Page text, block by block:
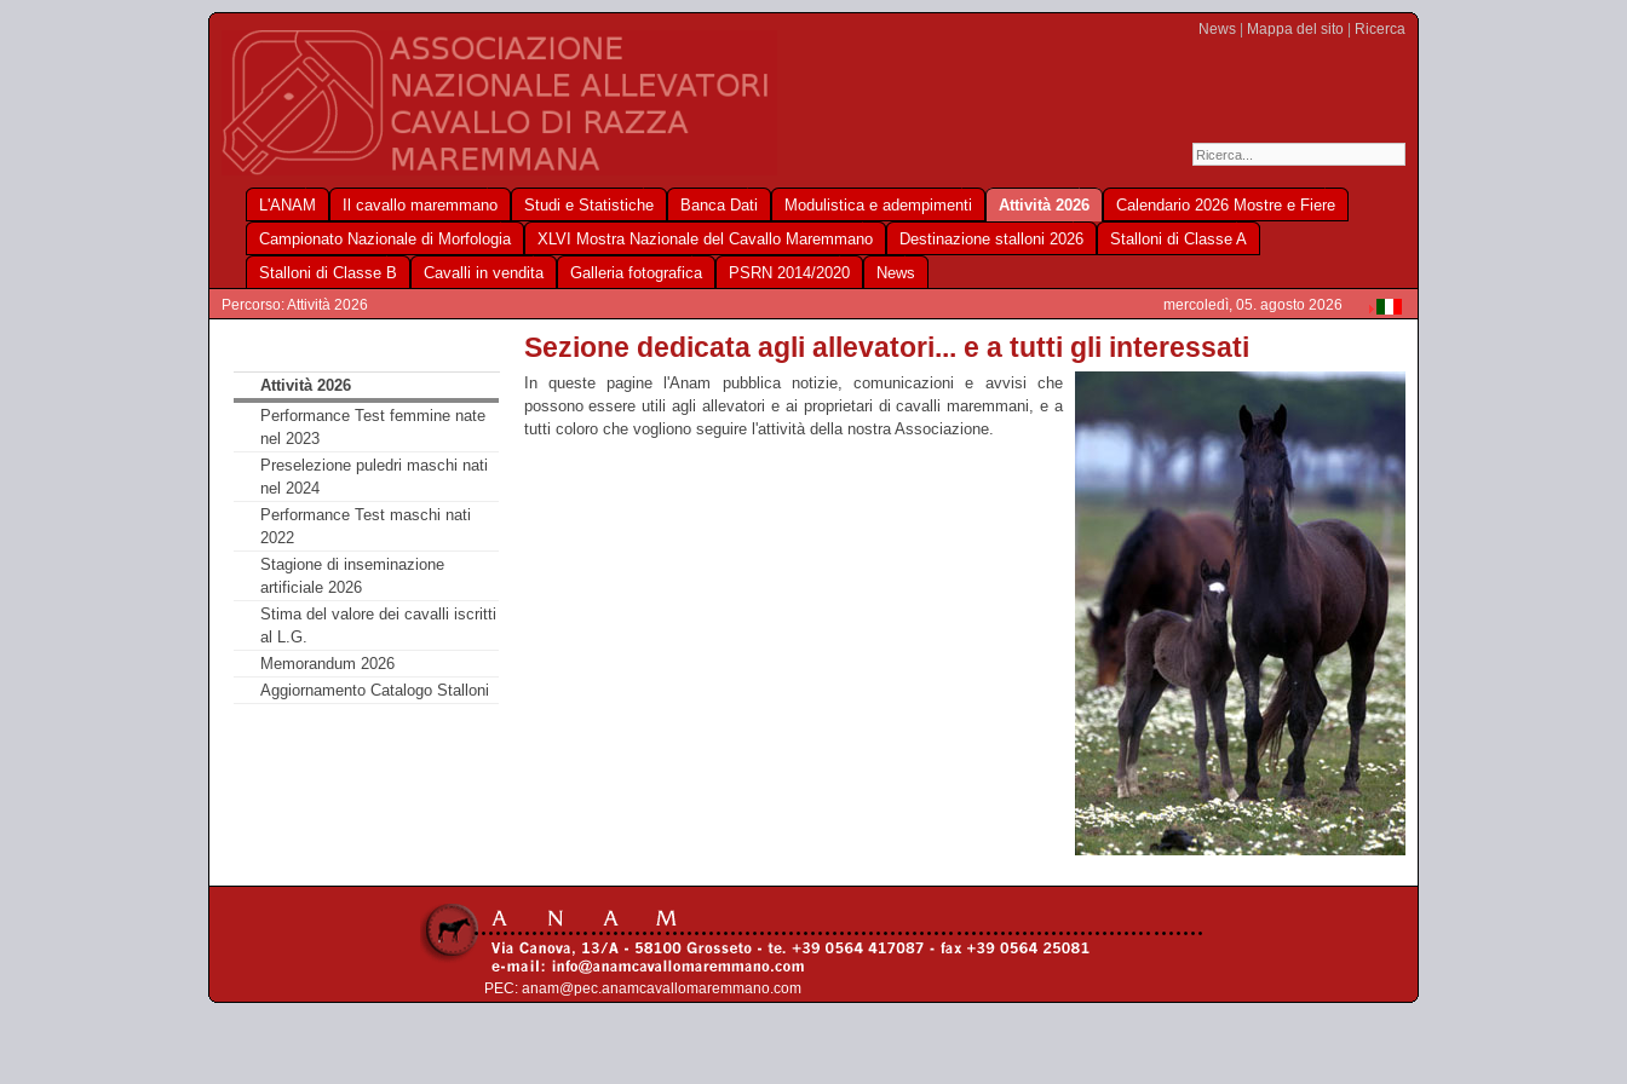
News Mappa del sito Ricerca
L'ANAM Il cavallo maremmano Studi e Statistiche Banca Dati Modulistica e adempimenti Attività 2026
Calendario 2026 Mostre e Fiere
Campionato Nazionale di Morfologia
XLVI Mostra Nazionale del Cavallo Maremmano Destinazione stalloni 2026
Stalloni di Classe A
Stalloni di Classe B
Cavalli in vendita Galleria fotografica PSRN 2014/2020 News
Percorso: Attività 2026 mercoledì, 05. agosto 2026
Attività 2026
Performance Test femmine nate
nel 2023
Preselezione puledri maschi nati
nel 2024
Performance Test maschi nati
2022
Stagione di inseminazione
artificiale 2026
Stima del valore dei cavalli iscritti
al L.G.
Memorandum 2026
Aggiornamento Catalogo Stalloni
Sezione dedicata agli allevatori... e a tutti gli interessati
In queste pagine l'Anam pubblica notizie, comunicazioni e avvisi che
possono essere utili agli allevatori e ai proprietari di cavalli maremmani, e a
tutti coloro che vogliono seguire l'attività della nostra Associazione.
PEC: anam@pec.anamcavallomaremmano.com